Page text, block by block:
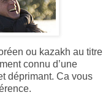
ou kazakh au titre
connu d’une
déprimant. Ca vous